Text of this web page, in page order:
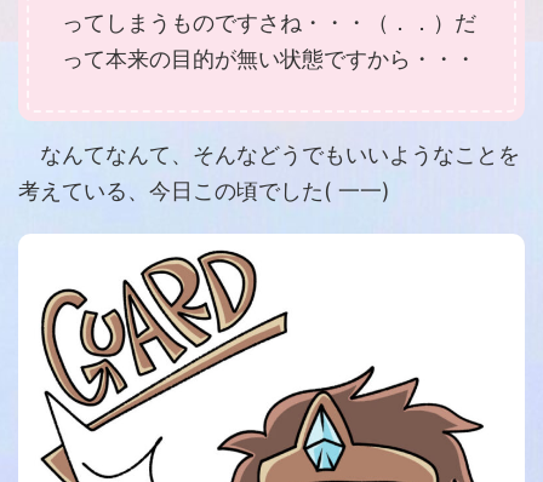
ってしまうものですさね・・・（．．）だ
って本来の目的が無い状態ですから・・・
なんてなんて、そんなどうでもいいようなことを
考えている、今日この頃でした( 一一)